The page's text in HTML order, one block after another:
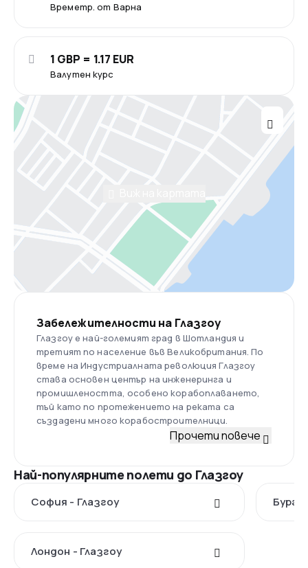
Времетр. от Варна
Валутен курс
1 GBP = 1.17 EUR
Забележителности на Глазгоу
Глазгоу е най-големият град в Шотландия и
третият по население във Великобритания. По
време на Индустриалната революция Глазгоу
става основен център на инженеринга и
промишлеността, особено корабоплаването,
тъй като по протежението на реката са
създадени много корабостроителници.
Прочети повече
Най-популярните полети до Глазгоу
София - Глазгоу
Лондон - Глазгоу